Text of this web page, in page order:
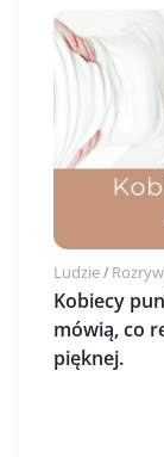
Ludzie/
Kobiecy
mówią, co
pięknej.